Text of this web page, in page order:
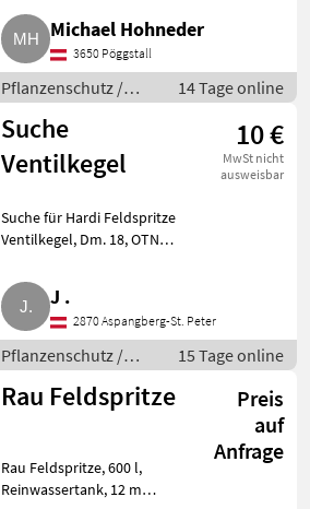
klappbar, Bauart: angebaut
Verkaufe Kverneland IXter B13,
15 m Balken, Hosa-Gestänge, Bj.
2016, Harnstoffsieb, 3-fac
Michael Hohneder
3650 Pöggstall
Pflanzenschutz /
Feldspritzen
14 Tage online
Suche
Ventilkegel
10 €
MwSt nicht
ausweisbar
Suche für Hardi Feldspritze
Ventilkegel, Dm. 18, OTN
Feldspritzen
J .
2870 Aspangberg-St. Peter
Pflanzenschutz /
Feldspritzen
15 Tage online
Rau Feldspritze
Preis
auf
Anfrage
Rau Feldspritze, 600 l,
Reinwassertank, 12 m